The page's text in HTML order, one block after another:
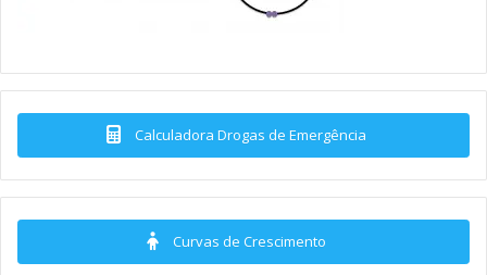
Calculadora Drogas de Emergência
Curvas de Crescimento